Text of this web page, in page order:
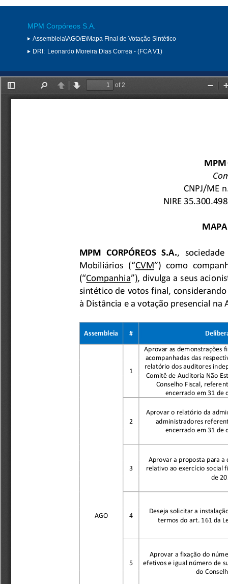
MPM Corpóreos S.A.
Assembleia\AGO/E\Mapa Final de Votação Sintético
DRI: Leonardo Moreira Dias Correa - (FCA V1)